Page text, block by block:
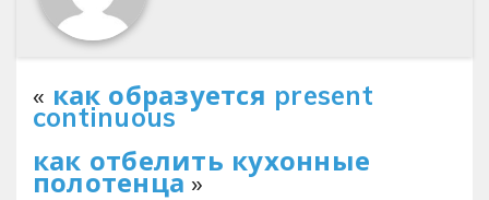
« как образуется present
continuous
как отбелить кухонные
полотенца »